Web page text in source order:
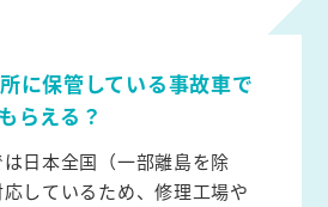
に保管している事故車で
らえる？
日本全国（一部離島を除
しているため、修理工場や